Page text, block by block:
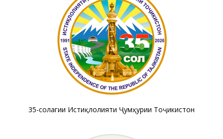
35-солагии Истиқлолияти Ҷумҳурии Тоҷикистон